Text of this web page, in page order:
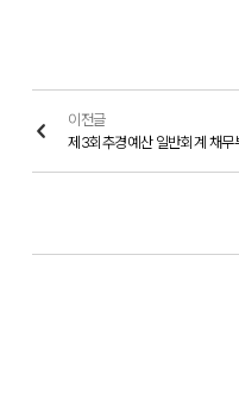
이전글
제3회추경예산 일반회계 채무